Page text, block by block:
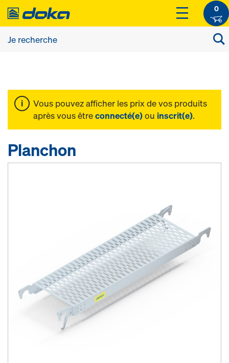
0
Vous pouvez afficher les prix de vos produits
après vous êtreconnecté(e)ou inscrit(e).
Planchon